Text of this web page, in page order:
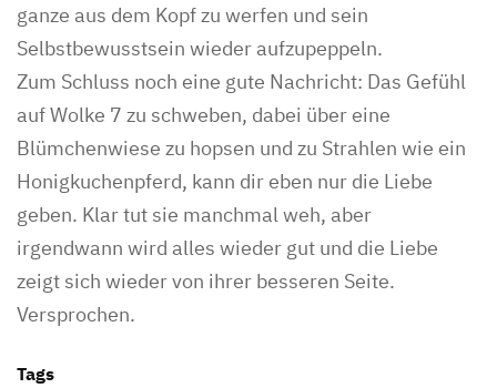
ganze aus dem Kopf zu werfen und sein
Selbstbewusstsein wieder aufzupeppeln.
Zum Schluss noch eine gute Nachricht: Das Gefühl
auf Wolke 7 zu schweben, dabei über eine
Blümchenwiese zu hopsen und zu Strahlen wie ein
Honigkuchenpferd, kann dir eben nur die Liebe
geben. Klar tut sie manchmal weh, aber
irgendwann wird alles wieder gut und die Liebe
zeigt sich wieder von ihrer besseren Seite.
Versprochen.
Tags